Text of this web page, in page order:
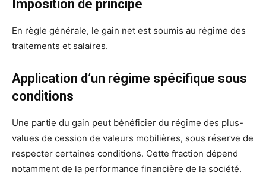
Imposition de principe
En règle générale, le gain net est soumis au régime des
traitements et salaires.
Application d’un régime spécifique sous
conditions
Une partie du gain peut bénéficier du régime des plus-
values de cession de valeurs mobilières, sous réserve de
respecter certaines conditions. Cette fraction dépend
notamment de la performance financière de la société.